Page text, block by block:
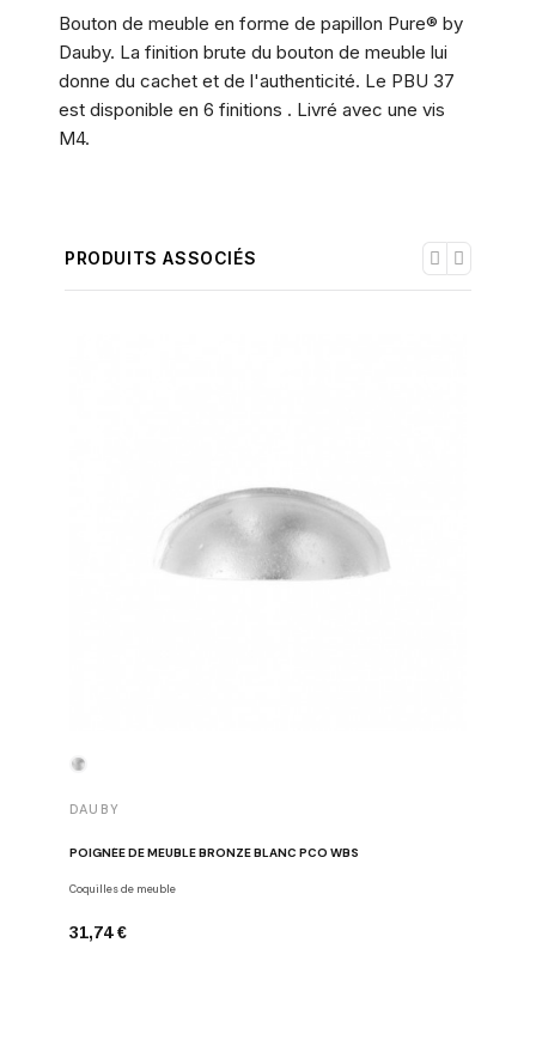
Bouton de meuble en forme de papillon Pure® by
Dauby. La finition brute du bouton de meuble lui
donne du cachet et de l'authenticité. Le PBU 37
est disponible en 6 finitions . Livré avec une vis
M4.
PRODUITS ASSOCIÉS
DAUBY
POIGNÉE DE MEUBLE BRONZE BLANC PCO WBS
Coquilles de meuble
31,74 €